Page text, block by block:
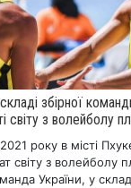
збірної
світу з волейболу
року в місті
світу з волейболу
України, у